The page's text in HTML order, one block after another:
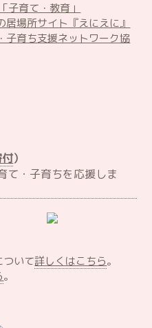
子育て・教育」
場所サイト『えにえに』
子育ち支援ネットワーク協
）
て・子育ちを応援しま
ついて詳しくはこちら。
。